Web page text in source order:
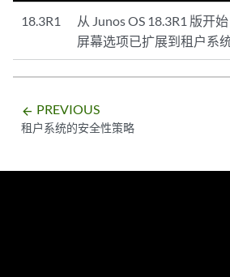
18.3R1
从 Junos OS 18.3R1 版开
屏幕选项已扩展到租户系统
arrow_backward PREVIOUS
租户系统的安全性策略